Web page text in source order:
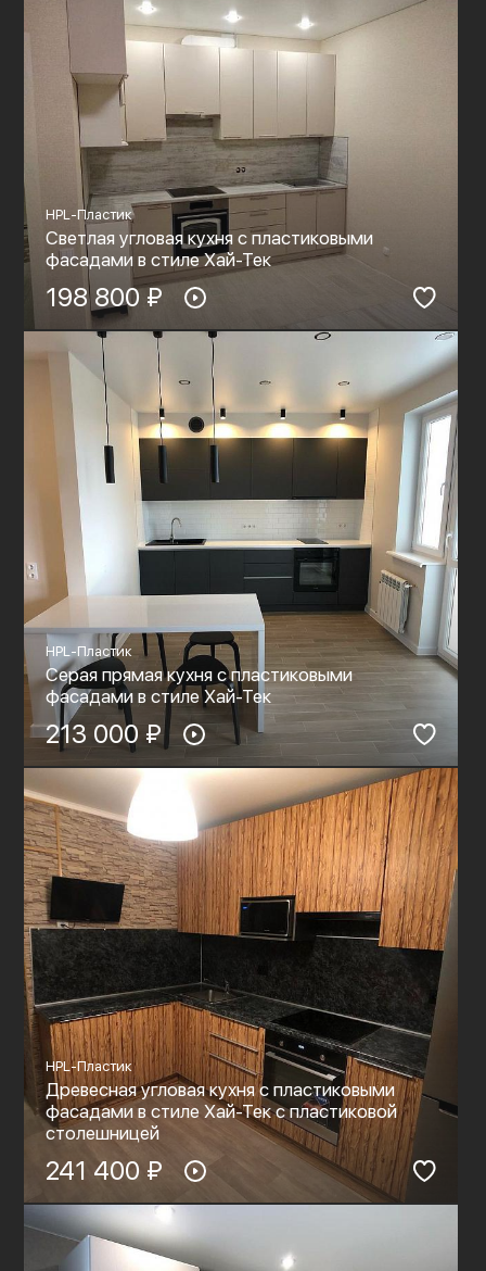
HPL-Пластик
Светлая угловая кухня с пластиковыми
фасадами в стиле Хай-Тек
198 800 ₽
HPL-Пластик
Серая прямая кухня с пластиковыми
фасадами в стиле Хай-Тек
213 000 ₽
HPL-Пластик
Древесная угловая кухня с пластиковыми
фасадами в стиле Хай-Тек с пластиковой
столешницей
241 400 ₽